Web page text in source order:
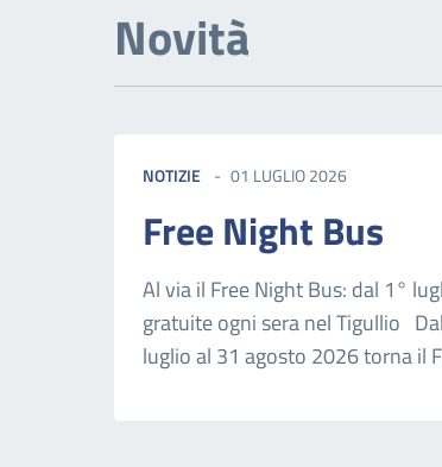
Novità
NOTIZIE 01 LUGLIO 2026
Free Night Bus
Al via il Free Night Bus: dal 1°
gratuite ogni sera nel Tigullio
luglio al 31 agosto 2026 torna il